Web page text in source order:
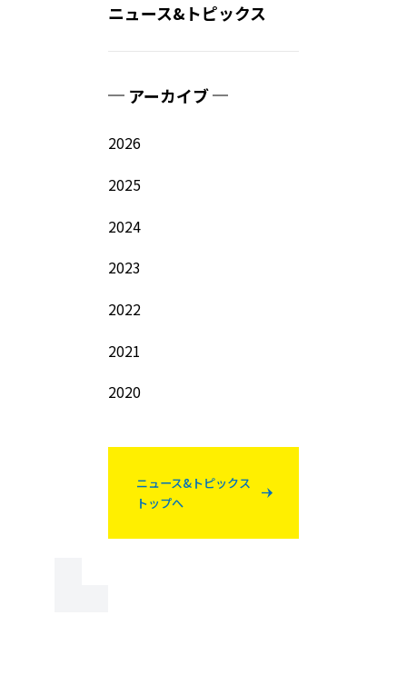
ニュース&トピックス
アーカイブ
2026
2025
2024
2023
2022
2021
2020
ニュース&トピックス
トップへ